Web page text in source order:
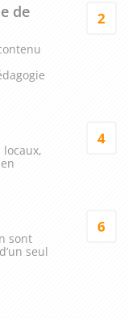
de
2
locaux,
4
sont
seul
6